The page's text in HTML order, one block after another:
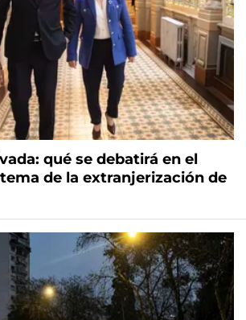
qué se debatirá en el
de la extranjerización de